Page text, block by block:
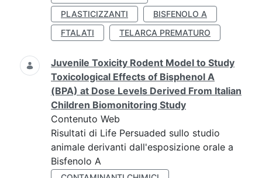
PLASTICIZZANTI
BISFENOLO A
FTALATI
TELARCA PREMATURO
Juvenile Toxicity Rodent Model to Study
Toxicological Effects of Bisphenol A
(BPA) at Dose Levels Derived From Italian
Children Biomonitoring Study
Contenuto Web
Risultati di Life Persuaded sullo studio
animale derivanti dall'esposizione orale a
Bisfenolo A